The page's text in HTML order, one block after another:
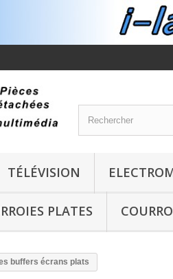
TÉLÉVISION
PLATES
buffers écrans plats